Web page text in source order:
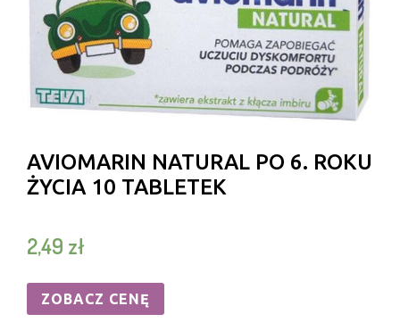
AVIOMARIN NATURAL PO 6. ROKU
ŻYCIA 10 TABLETEK
2,49 zł
ZOBACZ CENĘ